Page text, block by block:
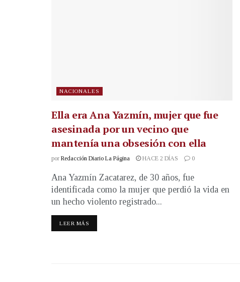
NACIONALES
Ella era Ana Yazmín, mujer que fue
asesinada por un vecino que
mantenía una obsesión con ella
por Redacción Diario La Página HACE 2 DÍAS 0
Ana Yazmín Zacatarez, de 30 años, fue
identificada como la mujer que perdió la vida en
un hecho violento registrado...
LEER MÁS